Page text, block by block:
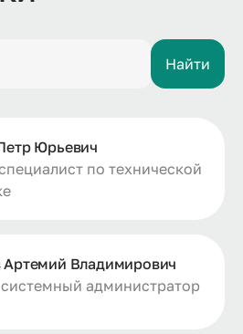
Найти
Юрьевич
по технической
Владимирович
администратор